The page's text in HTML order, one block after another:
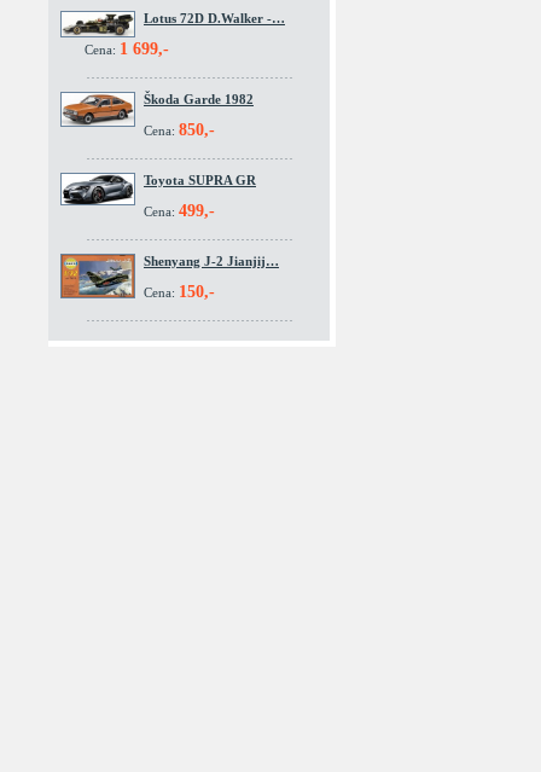
Lotus 72D D.Walker -…
Cena: 1 699,-
Škoda Garde 1982
Cena: 850,-
Toyota SUPRA GR
Cena: 499,-
Shenyang J-2 Jianjij…
Cena: 150,-